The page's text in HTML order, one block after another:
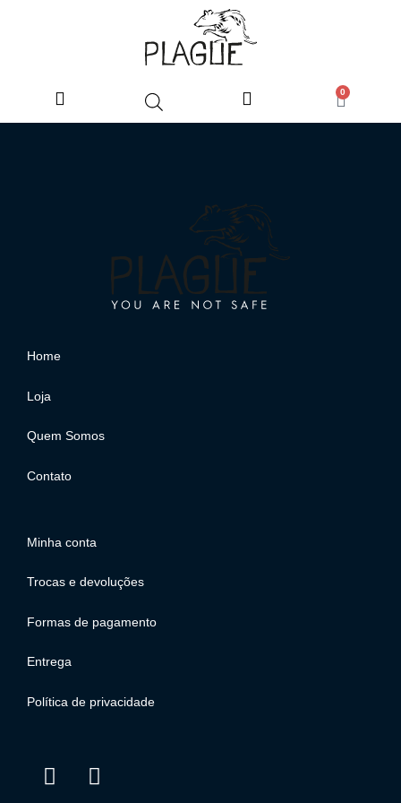
0
Home
Loja
Quem Somos
Contato
Minha conta
Trocas e devoluções
Formas de pagamento
Entrega
Política de privacidade